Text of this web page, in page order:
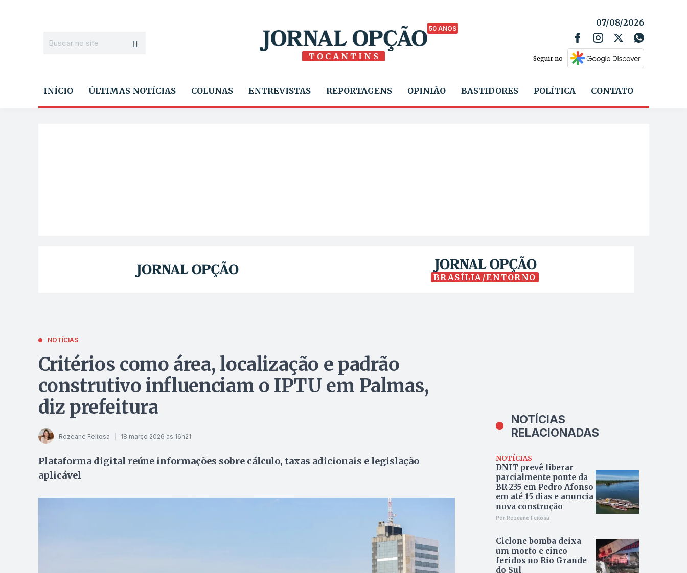
50 ANOS
07/08/2026
Seguir no
INÍCIO ÚLTIMAS NOTÍCIAS COLUNAS ENTREVISTAS REPORTAGENS OPINIÃO BASTIDORES POLÍTICA CONTATO
BRASÍLIA/ENTORNO
NOTÍCIAS
Critérios como área, localização e padrão
construtivo influenciam o IPTU em Palmas,
diz prefeitura
Rozeane Feitosa 18 março 2026 às 16h21
Plataforma digital reúne informações sobre cálculo, taxas adicionais e legislação
aplicável
NOTÍCIAS
RELACIONADAS
NOTÍCIAS
DNIT prevê liberar
parcialmente ponte da
BR-235 em Pedro Afonso
em até 15 dias e anuncia
nova construção
Por Rozeane Feitosa
Ciclone bomba deixa
um morto e cinco
feridos no Rio Grande
do Sul